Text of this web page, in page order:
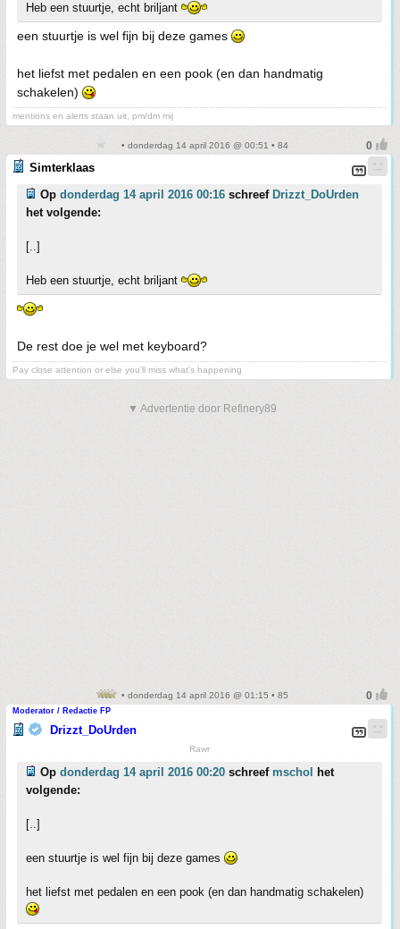
Heb een stuurtje, echt briljant
een stuurtje is wel fijn bij deze games
het liefst met pedalen en een pook (en dan handmatig
schakelen)
mentions en alerts staan uit, pm/dm mij
• donderdag 14 april 2016 @ 00:51 • 84
Simterklaas
Op donderdag 14 april 2016 00:16 schreef Drizzt_DoUrden
het volgende:
[..]
Heb een stuurtje, echt briljant
De rest doe je wel met keyboard?
Pay close attention or else you'll miss what's happening
▼ Advertentie door Refinery89
• donderdag 14 april 2016 @ 01:15 • 85
Moderator / Redactie FP
Drizzt_DoUrden
Rawr
Op donderdag 14 april 2016 00:20 schreef mschol
het
volgende:
[..]
een stuurtje is wel fijn bij deze games
het liefst met pedalen en een pook (en dan handmatig schakelen)